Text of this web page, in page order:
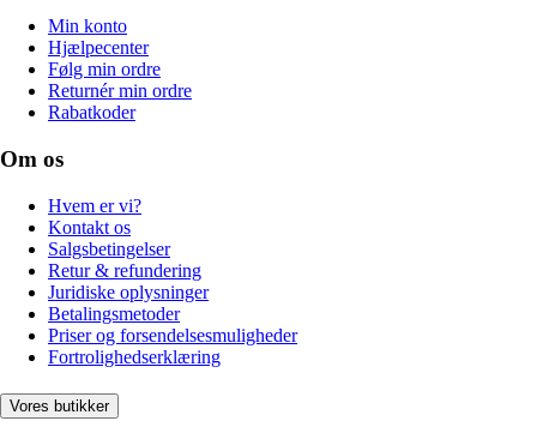
Min konto
Hjælpecenter
Følg min ordre
Returnér min ordre
Rabatkoder
Om os
Hvem er vi?
Kontakt os
Salgsbetingelser
Retur & refundering
Juridiske oplysninger
Betalingsmetoder
Priser og forsendelsesmuligheder
Fortrolighedserklæring
Vores butikker